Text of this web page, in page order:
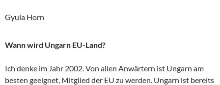
Gyula Horn
Wann wird Ungarn EU-Land?
Ich denke im Jahr 2002. Von allen Anwärtern ist Ungarn am
besten geeignet, Mitglied der EU zu werden. Ungarn ist bereits